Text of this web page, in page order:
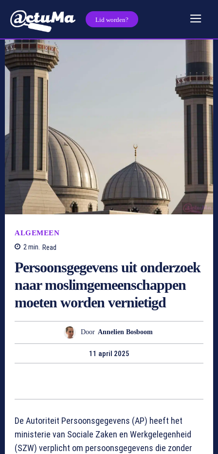
Lid worden?
ALGEMEEN
2min. Read
Persoonsgegevens uit onderzoek
naar moslimgemeenschappen
moeten worden vernietigd
Door Annelien Bosboom
11 april 2025
De Autoriteit Persoonsgegevens (AP) heeft het
ministerie van Sociale Zaken en Werkgelegenheid
(SZW) verplicht om persoonsgegevens die zonder